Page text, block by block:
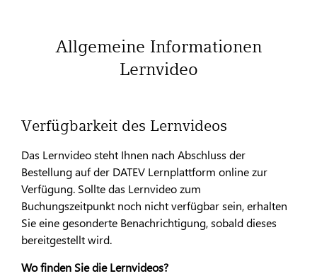
Allgemeine Informationen
Lernvideo
Verfügbarkeit des Lernvideos
Das Lernvideo steht Ihnen nach Abschluss der
Bestellung auf der DATEV Lernplattform online zur
Verfügung. Sollte das Lernvideo zum
Buchungszeitpunkt noch nicht verfügbar sein, erhalten
Sie eine gesonderte Benachrichtigung, sobald dieses
bereitgestellt wird.
Wo finden Sie die Lernvideos?